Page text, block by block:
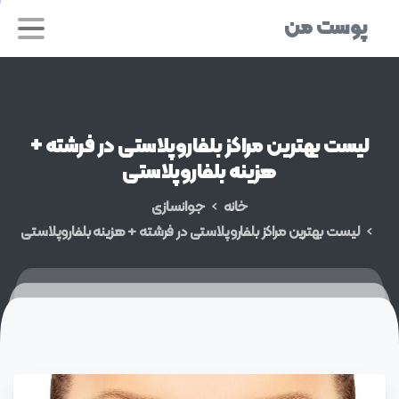
پوست من
لیستبهترینمراکزبلفاروپلاستیدرفرشته+
هزینهبلفاروپلاستی
خانه
جوانسازی
لیست بهترین مراکز بلفاروپلاستی در فرشته + هزینه بلفاروپلاستی